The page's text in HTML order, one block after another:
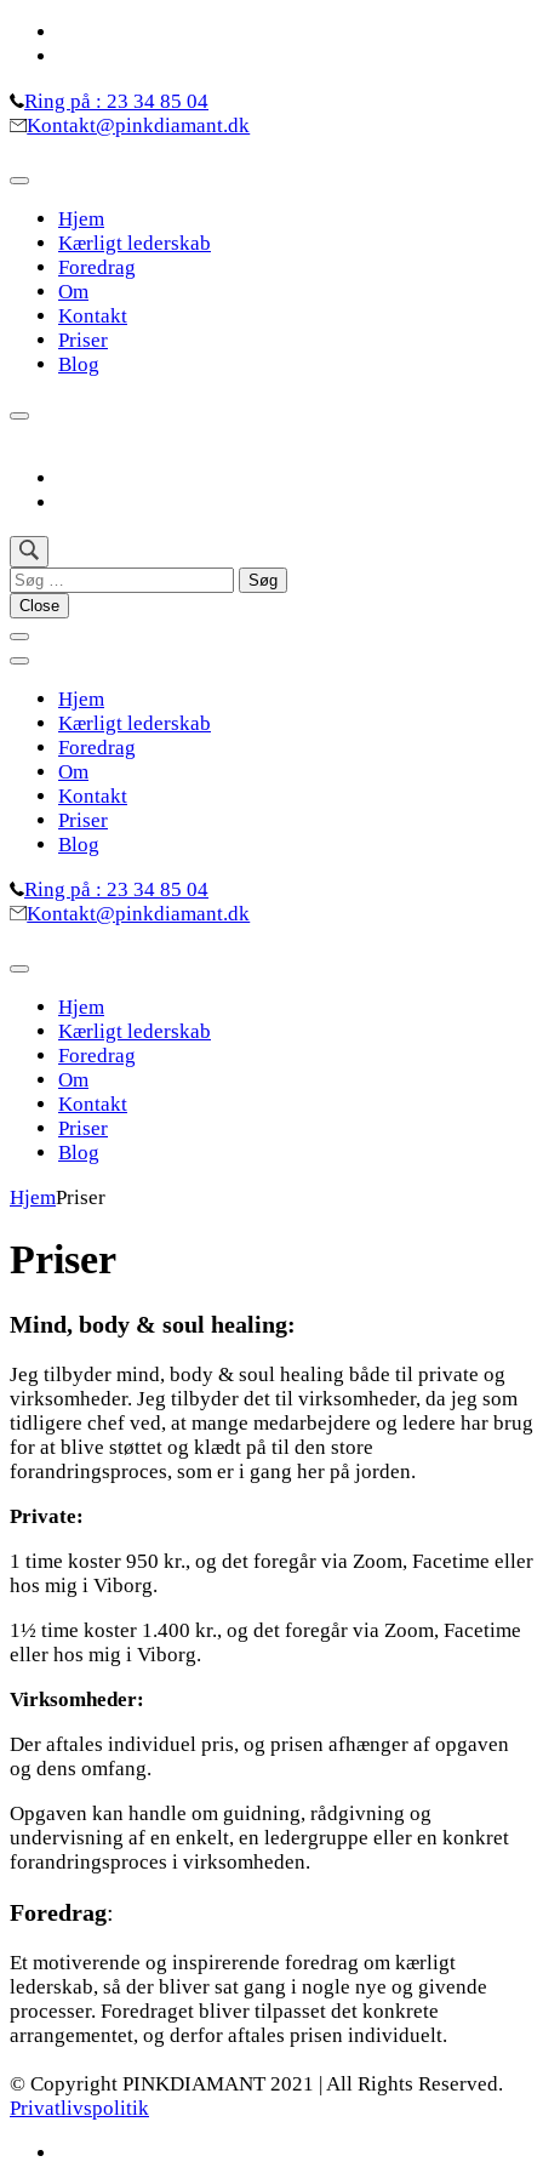
Skip
(Press
Enter)
Ring på : 23 34 85 04
Kontakt@pinkdiamant.dk
Hjem
Kærligt lederskab
Foredrag
Om
Kontakt
Priser
Blog
Søg
efter:
Close
Hjem
Kærligt lederskab
Foredrag
Om
Kontakt
Priser
Blog
Ring på : 23 34 85 04
Kontakt@pinkdiamant.dk
Hjem
Kærligt lederskab
Foredrag
Om
Kontakt
Priser
Blog
HjemPriser
Priser
Mind, body & soul healing:
Jeg tilbyder mind, body & soul healing både til private og
virksomheder. Jeg tilbyder det til virksomheder, da jeg som
tidligere chef ved, at mange medarbejdere og ledere har brug
for at blive støttet og klædt på til den store
forandringsproces, som er i gang her på jorden.
Private:
1 time koster 950 kr., og det foregår via Zoom, Facetime eller
hos mig i Viborg.
1½ time koster 1.400 kr., og det foregår via Zoom, Facetime
eller hos mig i Viborg.
Virksomheder:
Der aftales individuel pris, og prisen afhænger af opgaven
og dens omfang.
Opgaven kan handle om guidning, rådgivning og
undervisning af en enkelt, en ledergruppe eller en konkret
forandringsproces i virksomheden.
Foredrag:
Et motiverende og inspirerende foredrag om kærligt
lederskab, så der bliver sat gang i nogle nye og givende
processer. Foredraget bliver tilpasset det konkrete
arrangementet, og derfor aftales prisen individuelt.
© Copyright PINKDIAMANT 2021 | All Rights Reserved.
Privatlivspolitik